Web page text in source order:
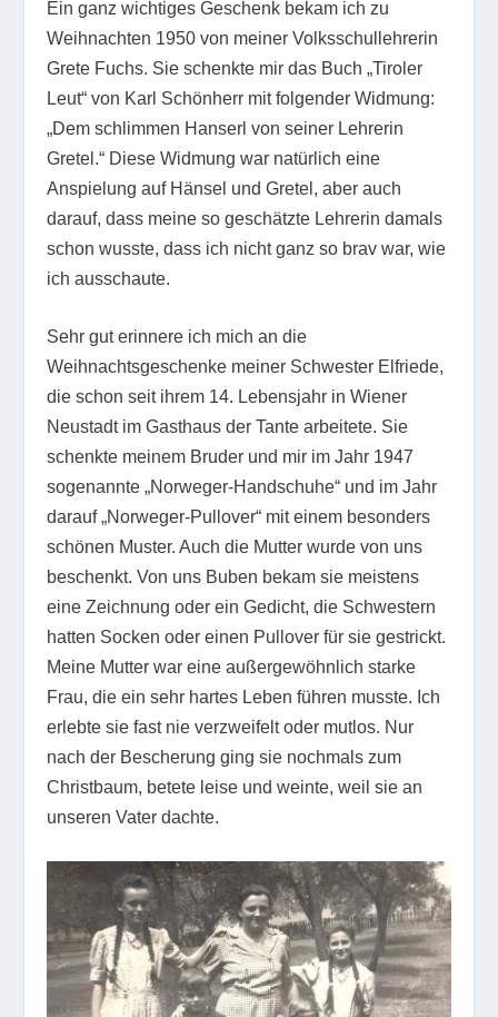
Ein ganz wichtiges Geschenk bekam ich zu
Weihnachten 1950 von meiner Volksschullehrerin
Grete Fuchs. Sie schenkte mir das Buch „Tiroler
Leut“ von Karl Schönherr mit folgender Widmung:
„Dem schlimmen Hanserl von seiner Lehrerin
Gretel.“ Diese Widmung war natürlich eine
Anspielung auf Hänsel und Gretel, aber auch
darauf, dass meine so geschätzte Lehrerin damals
schon wusste, dass ich nicht ganz so brav war, wie
ich ausschaute.
Sehr gut erinnere ich mich an die
Weihnachtsgeschenke meiner Schwester Elfriede,
die schon seit ihrem 14. Lebensjahr in Wiener
Neustadt im Gasthaus der Tante arbeitete. Sie
schenkte meinem Bruder und mir im Jahr 1947
sogenannte „Norweger-Handschuhe“ und im Jahr
darauf „Norweger-Pullover“ mit einem besonders
schönen Muster. Auch die Mutter wurde von uns
beschenkt. Von uns Buben bekam sie meistens
eine Zeichnung oder ein Gedicht, die Schwestern
hatten Socken oder einen Pullover für sie gestrickt.
Meine Mutter war eine außergewöhnlich starke
Frau, die ein sehr hartes Leben führen musste. Ich
erlebte sie fast nie verzweifelt oder mutlos. Nur
nach der Bescherung ging sie nochmals zum
Christbaum, betete leise und weinte, weil sie an
unseren Vater dachte.